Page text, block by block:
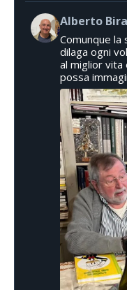
Alberto
Comunque
dilaga ogni
al miglior vita
possa